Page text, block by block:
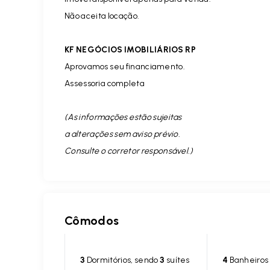
Não aceita locação.
KF NEGÓCIOS IMOBILIÁRIOS RP
Aprovamos seu financiamento.
Assessoria completa
(As informações estão sujeitas
a alterações sem aviso prévio.
Consulte o corretor responsável. )
Cômodos
3 Dormitórios, sendo3 suítes 4 Banheiros